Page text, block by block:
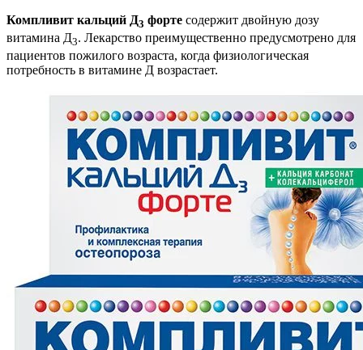
Компливит кальций Д3 форте содержит двойную дозу
витамина Д3. Лекарство преимущественно предусмотрено для
пациентов пожилого возраста, когда физиологическая
потребность в витамине Д возрастает.